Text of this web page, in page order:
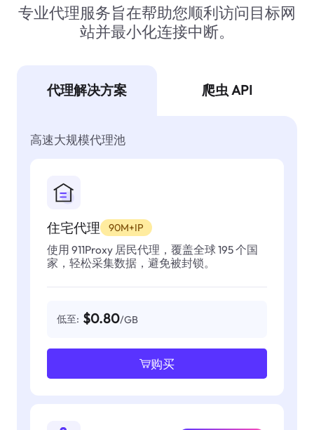
专业代理服务旨在帮助您顺利访问目标网
站并最小化连接中断。
代理解决方案 爬虫 API
高速大规模代理池
住宅代理 90M+IP
使用 911Proxy 居民代理，覆盖全球 195 个国
家，轻松采集数据，避免被封锁。
低至: $0.80/GB
购买